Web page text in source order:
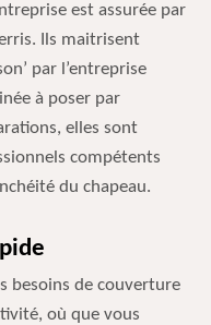
est assurée par
Ils maitrisent
par l’entreprise
à poser par
elles sont
compétents
du chapeau.
besoins de couverture
où que vous